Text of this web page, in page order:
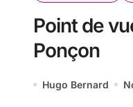
Point de
Ponçon
Hugo Bernard